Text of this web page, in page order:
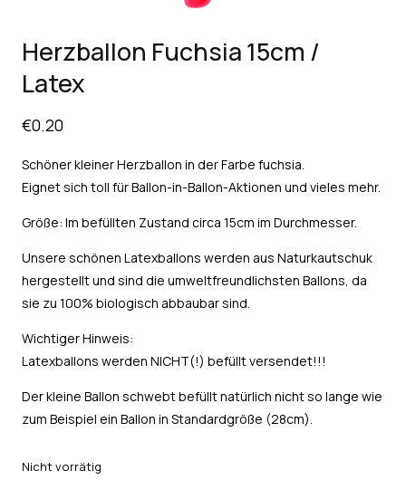
Herzballon Fuchsia 15cm /
Latex
€0.20
Schöner kleiner Herzballon in der Farbe fuchsia.
Eignet sich toll für Ballon-in-Ballon-Aktionen und vieles mehr.
Größe: Im befüllten Zustand circa 15cm im Durchmesser.
Unsere schönen Latexballons werden aus Naturkautschuk
hergestellt und sind die umweltfreundlichsten Ballons, da
sie zu 100% biologisch abbaubar sind.
Wichtiger Hinweis:
Latexballons werden NICHT(!) befüllt versendet!!!
Der kleine Ballon schwebt befüllt natürlich nicht so lange wie
zum Beispiel ein Ballon in Standardgröße (28cm).
Nicht vorrätig